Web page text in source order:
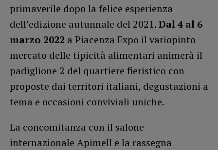
primaverile dopo la felice esperienza
dell’edizione autunnale del 2021.Dal 4 al 6
marzo 2022 a Piacenza Expo il variopinto
mercato delle tipicità alimentari animerà il
padiglione 2 del quartiere fieristico con
proposte dai territori italiani, degustazioni a
tema e occasioni conviviali uniche.
La concomitanza con il salone
internazionale Apimell e la rassegna